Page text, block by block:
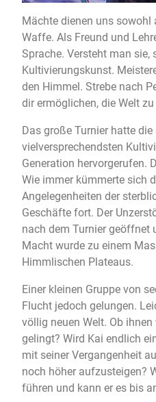
Mächte dienen uns
Waffe. Als Freund und
Sprache. Versteht man
Kultivierungskunst.
den Himmel. Strebe nach
dir ermöglichen, die Welt
Das große Turnier hatte
vielversprechendsten
Generation hervorgerufen.
Wie immer kümmerte sich
Angelegenheiten der
Geschäfte fort. Der
nach dem Turnier geöffnet
Macht wurde zu einem
Himmlischen Plateaus.
Einer kleinen Gruppe von
Flucht jedoch gelungen.
völlig neuen Welt. Ob
gelingt? Wird Kai endlich
mit seiner Vergangenheit
noch höher aufzusteigen?
führen und kann er es bis